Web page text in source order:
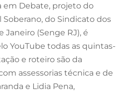
em Debate, projeto do
Soberano, do Sindicato dos
Janeiro (Senge RJ), é
YouTube todas as quintas-
e roteiro são da
assessorias técnica e de
e Lidia Pena,